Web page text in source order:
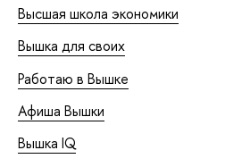
Высшая школа экономики
Вышка для своих
Работаю в Вышке
Афиша Вышки
Вышка IQ